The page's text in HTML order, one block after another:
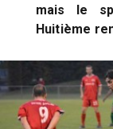
mais le
Huitième